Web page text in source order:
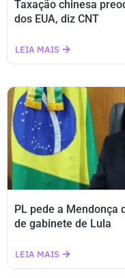
Taxação chinesa
dos EUA, diz CNT
LEIA MAIS
PL pede a Mendonça
de gabinete de Lula
LEIA MAIS